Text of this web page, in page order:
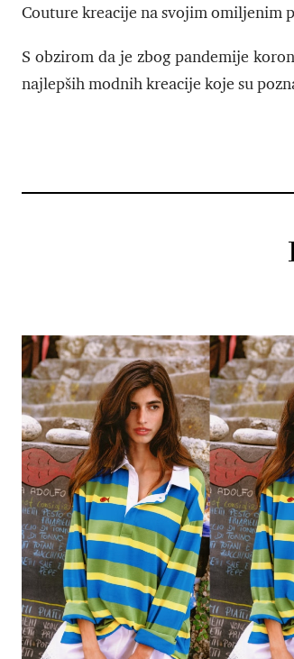
Couture kreacije na svojim omiljenim
S obzirom da je zbog pandemije
najlepših modnih kreacije koje su